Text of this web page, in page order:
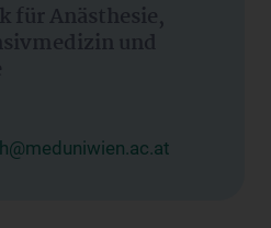
für Anästhesie,
und